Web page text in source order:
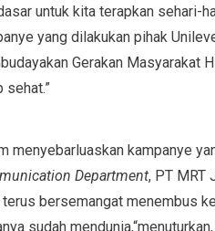
untuk kita terapkan sehari-
yang dilakukan pihak
Gerakan Masyarakat
sehat.”
menyebarluaskan kampanye
Department, PT MRT
terus bersemangat menembus
sudah